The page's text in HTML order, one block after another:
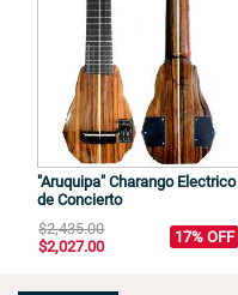
"Aruquipa" Charango Electrico
de Concierto
$2,435.00
$2,027.00
17% OFF